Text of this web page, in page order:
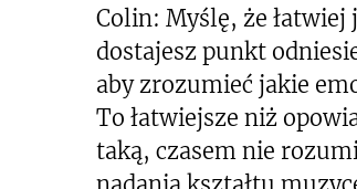
Colin: Myślę, że
dostajesz punkt
aby zrozumieć jakie
To łatwiejsze niż
taką, czasem nie